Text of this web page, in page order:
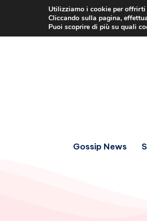
Gossip News
Utilizziamo i cookie per
Cliccando sulla pagina,
Puoi scoprire di più su quali